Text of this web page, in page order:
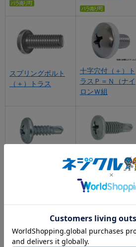
スプリングボルト
（＋）トラス
十字穴付（＋）ト
ラスＰ＝Ｎ（ナイ
ロンＷ組
ジャックポイント
ジャックポイン
ト ミニジャック